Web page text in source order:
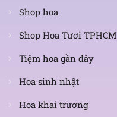
Shop hoa
Shop Hoa Tươi TPHCM
Tiệm hoa gần đây
Hoa sinh nhật
Hoa khai trương